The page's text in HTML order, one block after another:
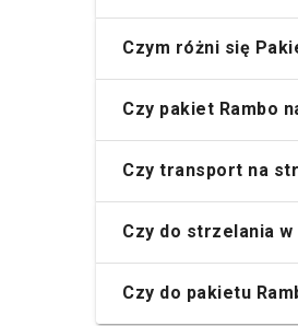
Czym różni się
Czy pakiet Rambo
Czy transport na
Czy do strzelania
Czy do pakietu